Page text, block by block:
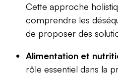
Cette approche
comprendre les
de proposer des
Alimentation et
rôle essentiel dans la